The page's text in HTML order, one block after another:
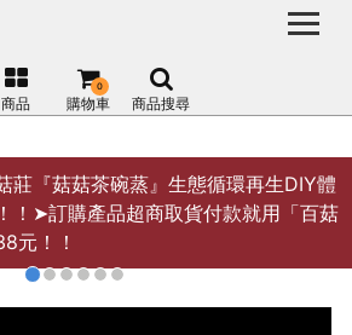
莊『菇菇茶碗蒸』生態循環再生DIY體
！➤訂購產品超商取貨付款就用「百菇
元！！
商品 購物車
0
商品搜尋